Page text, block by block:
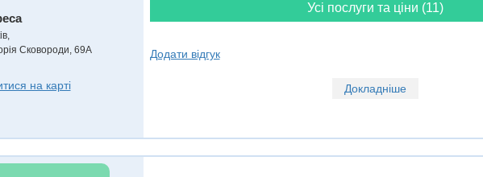
Сковороди, 69А
на карті
Усі послуги та ціни (11)
Додати відгук
Докладніше